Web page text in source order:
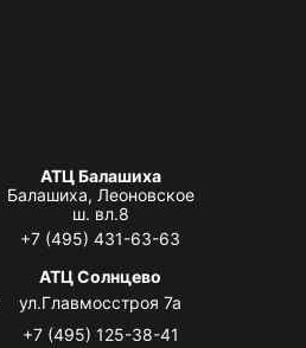
АТЦ Балашиха
Балашиха, Леоновское
ш. вл.8
+7 (495) 431-63-63
АТЦ Солнцево
ул.Главмосстроя 7а
+7 (495) 125-38-41